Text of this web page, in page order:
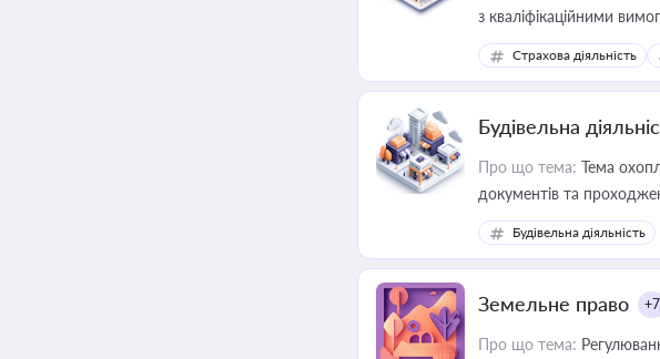
з кваліфікаційними
медійних змін у цій
приватизації, оренди
Страхова діяльність
Будівельна
Про що тема: Тема
документів та
Будівельна діяльність
Земельне право +7
Про що тема: